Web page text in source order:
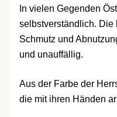
In vielen Gegenden
selbstverständlich. Die
Schmutz und
und unauffällig.
Aus der Farbe der
die mit ihren Händen